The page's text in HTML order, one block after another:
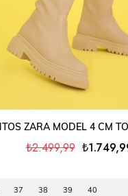
SEPETE EKLE
₺2.499,99
37 38 39 40